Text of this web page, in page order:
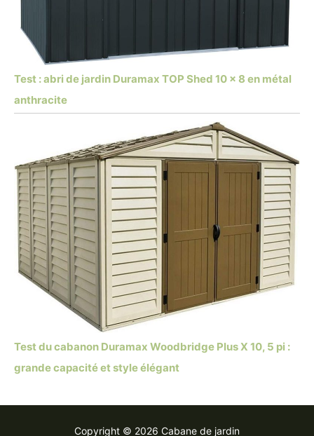
Test : abri de jardin Duramax TOP Shed 10 x 8 en métal
anthracite
Test du cabanon Duramax Woodbridge Plus X 10, 5 pi :
grande capacité et style élégant
Copyright © 2026 Cabane de jardin